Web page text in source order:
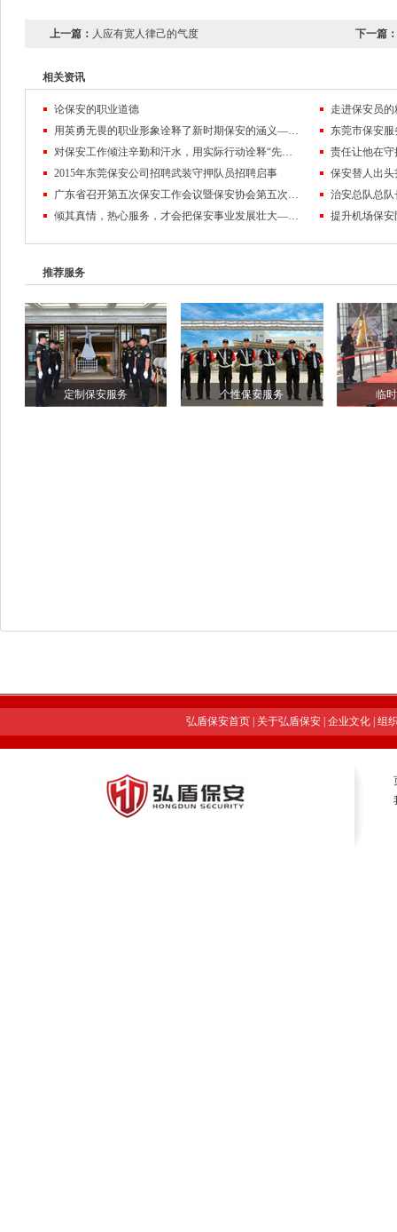
上一篇： 人应有宽人律己的气度 下一篇：
相关资讯
论保安的职业道德
走进保安员
用英勇无畏的职业形象诠释了新时期保安的涵义——记东莞市保安服务公司保安员黄麒麟
对保安工作倾注辛勤和汗水，用实际行动诠释“先锋”的含义
2015年东莞保安公司招聘武装守押队员招聘启事
保安替人出
广东省召开第五次保安工作会议暨保安协会第五次会员代表大会
倾其真情，热心服务，才会把保安事业发展壮大——东莞保安公司队伍管理纪实
推荐服务
定制保安服务 个性保安服务 临
弘盾保安首页| 关于弘盾保安| 企业文化| 组